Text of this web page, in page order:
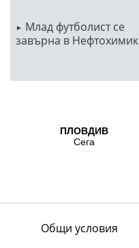
Млад футболист се
завърна в Нефтохимик
Общи условия